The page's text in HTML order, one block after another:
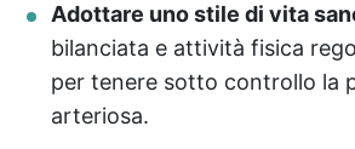
Adottare uno stile di vita
bilanciata e attività fisica
per tenere sotto controllo la
arteriosa.